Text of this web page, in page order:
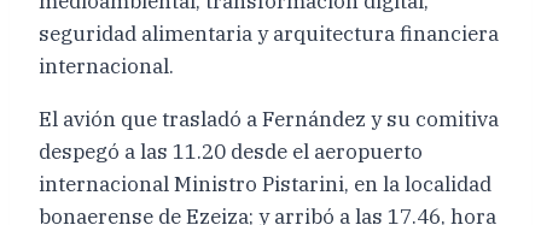
seguridad alimentaria y arquitectura financiera
internacional.
El avión que trasladó a Fernández y su comitiva
despegó a las 11.20 desde el aeropuerto
internacional Ministro Pistarini, en la localidad
bonaerense de Ezeiza; y arribó a las 17.46, hora